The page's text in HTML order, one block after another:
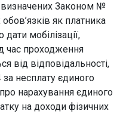
Законом №
як платника
мобілізації,
час проходження
від відповідальності,
несплату єдиного
нарахування єдиного
на доходи фізичних